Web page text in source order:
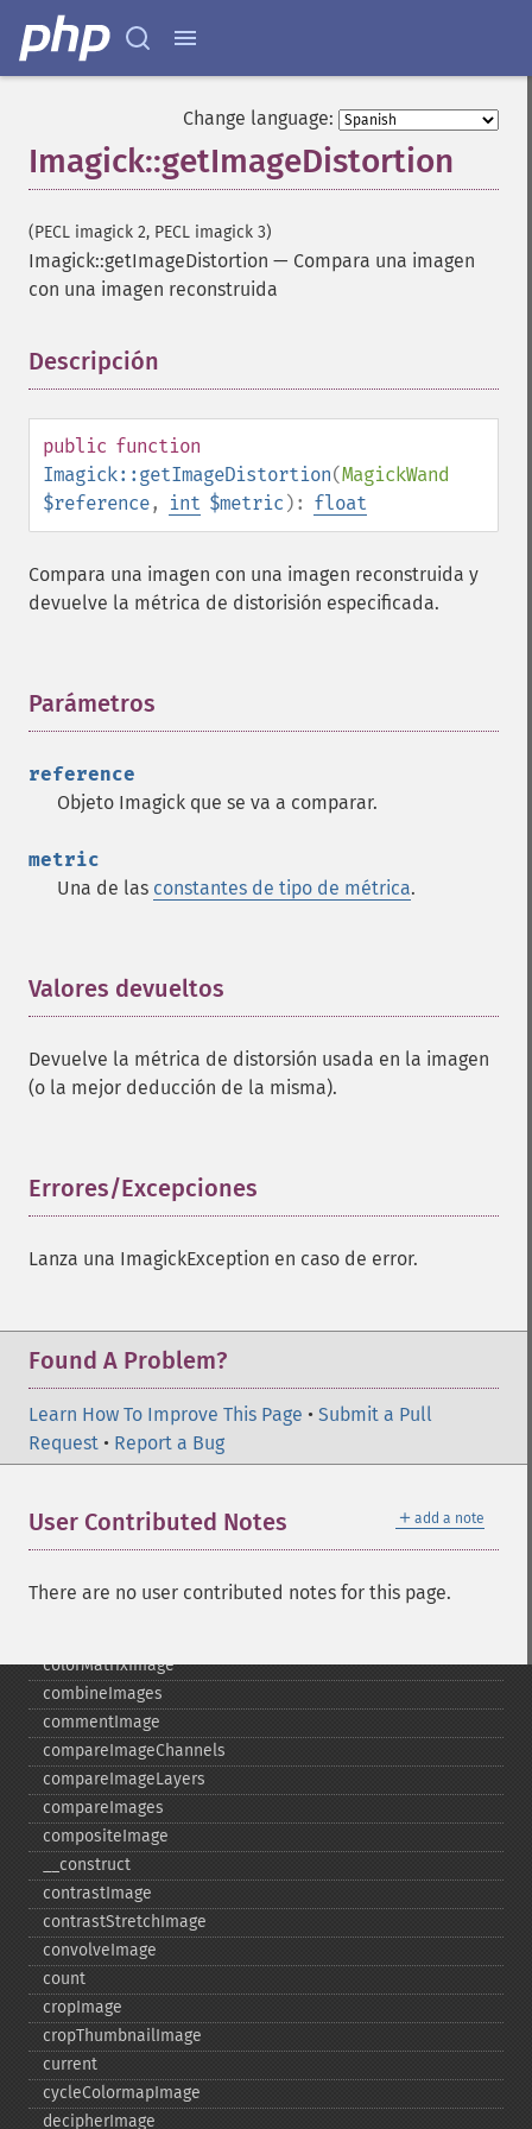
Change language:
Imagick::getImageDistortion
(PECL imagick 2, PECL imagick 3)
Imagick::getImageDistortion — Compara una imagen
con una imagen reconstruida
Descripción
public function
Imagick::getImageDistortion(MagickWand
$reference, int $metric ): float
Compara una imagen con una imagen reconstruida y
devuelve la métrica de distorisión especificada.
Parámetros
reference
Objeto Imagick que se va a comparar.
metric
Una de las constantes de tipo de métrica.
Valores devueltos
Devuelve la métrica de distorsión usada en la imagen
(o la mejor deducción de la misma).
Errores/Excepciones
Lanza una ImagickException en caso de error.
Found A Problem?
Learn How To Improve This Page • Submit a Pull
Request • Report a Bug
＋ add a note
User Contributed Notes
There are no user contributed notes for this page.
Imagick
adaptiveSharpenImage
addNoiseImage
affineTransformImage
appendImages
blueShiftImage
brightnessContrastImage
chopImage
clampImage
clear
clipImagePath
clipPathImage
colorMatrixImage
combineImages
commentImage
compareImageChannels
compareImageLayers
compareImages
compositeImage
_​_​construct
contrastImage
contrastStretchImage
convolveImage
count
cropImage
cropThumbnailImage
current
cycleColormapImage
decipherImage